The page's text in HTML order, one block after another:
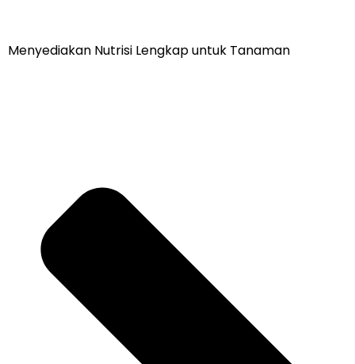
Menyediakan Nutrisi Lengkap untuk Tanaman